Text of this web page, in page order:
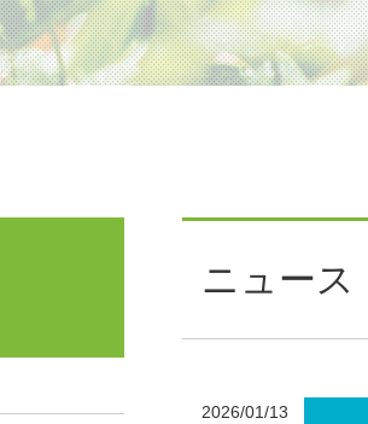
ニュース
2026/01/13